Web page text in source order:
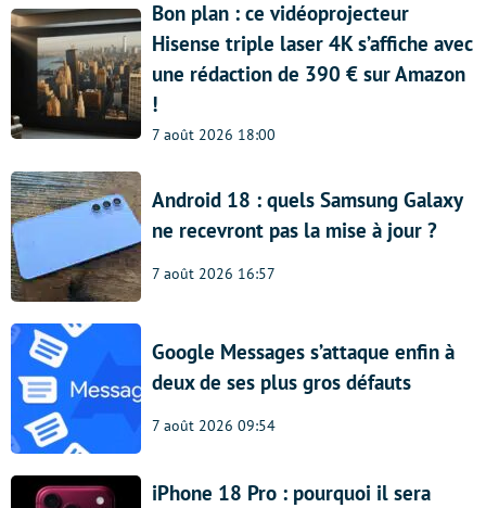
Bon plan : ce vidéoprojecteur
Hisense triple laser 4K s’affiche avec
une rédaction de 390 € sur Amazon
!
7 août 2026 18:00
Android 18 : quels Samsung Galaxy
ne recevront pas la mise à jour ?
7 août 2026 16:57
Google Messages s’attaque enfin à
deux de ses plus gros défauts
7 août 2026 09:54
iPhone 18 Pro : pourquoi il sera